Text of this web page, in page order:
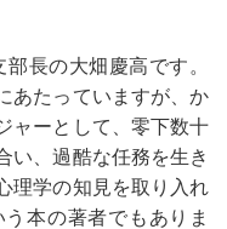
長の大畑慶高です。
あたっていますが、か
ャーとして、零下数十
い、過酷な任務を生き
理学の知見を取り入れ
本の著者でもありま